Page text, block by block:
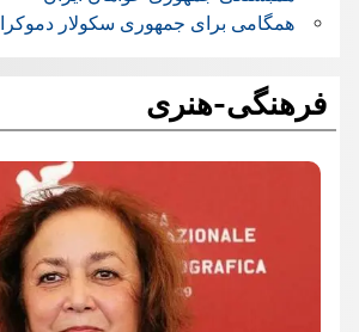
همگامی برای جمهوری سکولار
فرهنگی-هنری